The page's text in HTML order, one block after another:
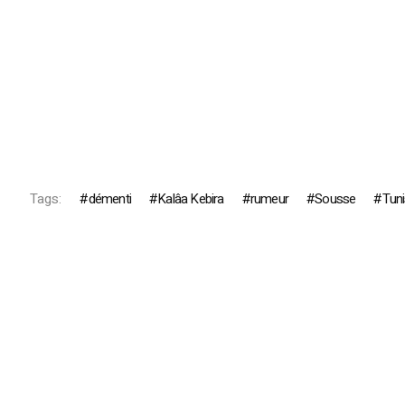
Tags: démenti Kalâa Kebira rumeur Sousse